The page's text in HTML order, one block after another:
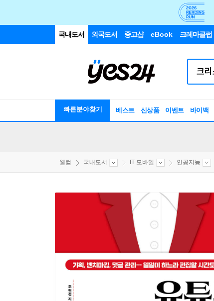
국내도서 외국도서 중고샵 eBook 크레마클럽
빠른분야찾기 베스트 신상품 이벤트 바이백
웰컴 국내도서 IT 모바일 인공지능